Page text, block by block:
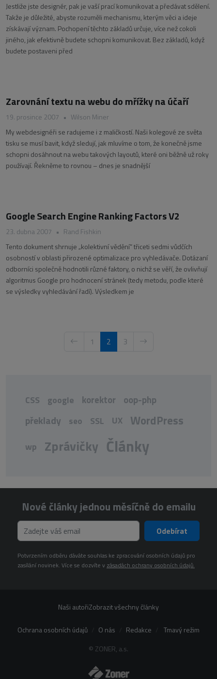
Jestliže jste designér, pak je vaší prací komunikovat a předávat sdělení.
Takže je důležité, abyste rozuměli mechanismu, kterým věci a ideje
získávají význam. Pochopení těchto základů určuje, více než cokoli
jiného, jak efektivně budete schopni komunikovat. Bez základů, když
budete postaveni před
Zarovnání textu na webu do mřížky na účaří
19. prosince 2007 • Wilson Miner
My webdesignéři se radujeme i z maličkostí. Naši kolegové ze světa
tisku se musí bavit, když sledují, jak mluvíme o tom, že konečně jsme
schopni dosáhnout na webu takových layoutů, které oni běžně už roky
používají. Řekněme to rovnou – dnes je snadnější
Google Search Engine Ranking Factors V2
23. dubna 2007 • Rand Fishkin
Tento dokument shrnuje „kolektivní vědění“ třiceti sedmi vůdčích
osobností v oblasti přirozené optimalizace pro vyhledávače. Dotázaní
odborníci společně hodnotili různé faktory, o nichž se věří, že ovlivňují
algoritmus Google pro hodnocení stránek (tedy metodu, podle které
se výsledky vyhledávání řadí). Výsledkem je
1 2 3
CSS google korektor oop-php
překlady seo SSL UX WordPress
wp Zprávičky Články
Nové články jednou měsíčně do emailu
Odebírat
Potvrzením odběru dáváte souhlas ke zpracování osobních údajů pro
zasílání novinek. Více se dozvíte v zásadách ochrany osobních údajů.
Naši autořiZobrazit všechny články
© ZONER, a.s.
Ochrana osobních údajů O nás Redakce Tmavý režim